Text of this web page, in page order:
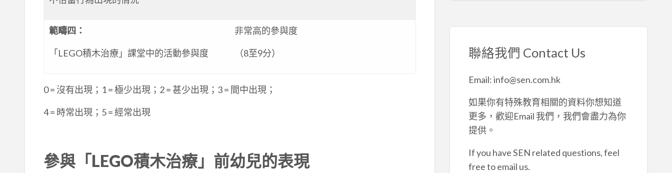
範疇四 ：
「LEGO積木治療」課堂中的活動參與度
非常高的參與度
（8至9分）
0 = 沒有出現；1 = 極少出現；2 = 甚少出現；3 = 間中出現；
4 = 時常出現；5 = 經常出現
參與「LEGO積木治療」前幼兒的表現
聯絡我們 Contact Us
Email: info@sen.com.hk
如果你有特殊教育相關的資料你想知道
更多，歡迎Email 我們，我們會盡力為你
提供。
If you have SEN related questions, feel
free to email us.